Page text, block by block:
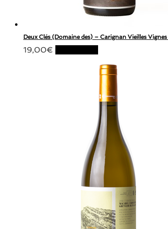
Deux Clés (Domaine des) – Carignan Vieilles
19,00€